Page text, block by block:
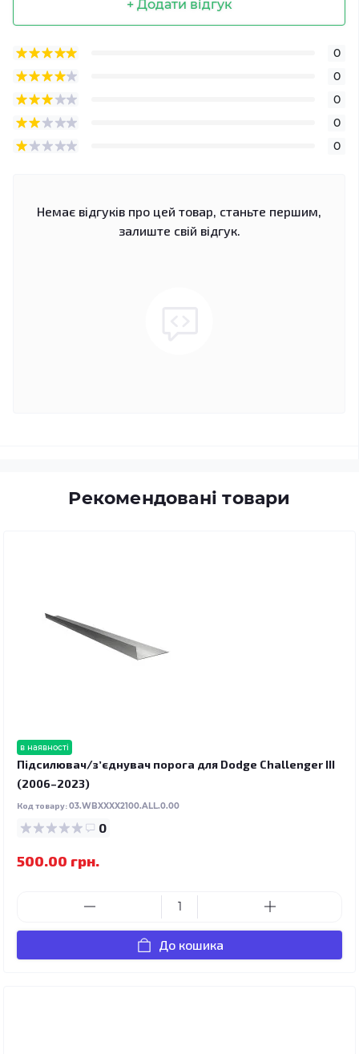
+ Додати відгук
0
0
0
0
0
Немає відгуків про цей товар, станьте першим,
залиште свій відгук.
Рекомендовані товари
в наявності
Підсилювач/зʼєднувач порога для Dodge Challenger III
(2006–2023)
Код товару:03.WBXXXX2100.ALL.0.00
0
500.00 грн.
До кошика